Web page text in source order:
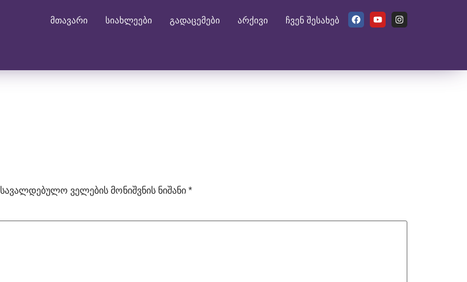
მთავარი სიახლეები გადაცემები არქივი ჩვენ შესახებ
სავალდებულო ველების მონიშვნის ნიშანი *